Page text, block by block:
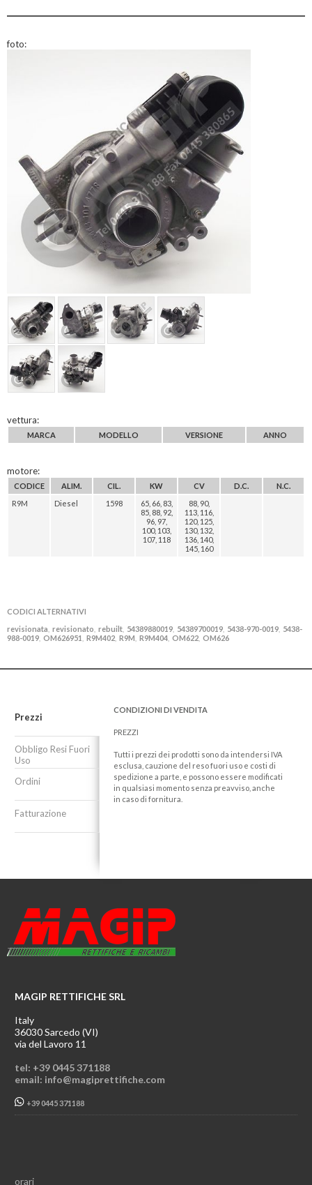
foto:
vettura:
MARCA MODELLO VERSIONE ANNO
motore:
CODICE ALIM. CIL. KW CV D.C.
N.C.
R9M
Diesel 1598
65, 66, 83,
85, 88, 92,
96, 97,
100, 103,
107, 118
88, 90,
113, 116,
120, 125,
130, 132,
136, 140,
145, 160
CODICI ALTERNATIVI
revisionata revisionato rebuilt 54389880019 54389700019 5438-970-0019 5438-
988-0019 OM626951 R9M402 R9M R9M404 OM622 OM626
Prezzi
Obbligo Resi Fuori
Uso
Ordini
Fatturazione
CONDIZIONI DI VENDITA
PREZZI
Tutti i prezzi dei prodotti sono da intendersi IVA
esclusa, cauzione del reso fuori uso e costi di
spedizione a parte, e possono essere modificati
in qualsiasi momento senza preavviso, anche
in caso di fornitura.
MAGIP RETTIFICHE SRL
Italy
36030 Sarcedo (VI)
via del Lavoro 11
tel: +39 0445 371188
email: info@magiprettifiche.com
+39 0445 371188
orari